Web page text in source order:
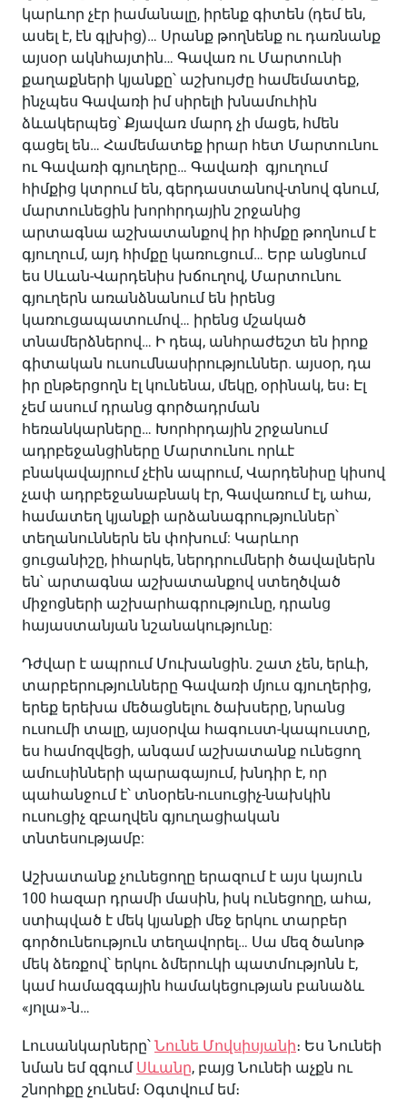
կարևոր չէր իամանալը, իրենք գիտեն (դեմ են,
ասել է, էն գլխից)… Սրանք թողնենք ու դառնանք
այսօր ակնհայտին… Գավառ ու Մարտունի
քաղաքների կյանքը՝ աշխույժը համեմատեք,
ինչպես Գավառի իմ սիրելի խնամուհին
ձևակերպեց՝ Քյավառ մարդ չի մացե, հմեն
գացել են… Համեմատեք իրար հետ Մարտունու
ու Գավառի գյուղերը… Գավառի գյուղում
հիմքից կտրում են, գերդաստանով-տնով գնում,
մարտունեցին խորհրդային շրջանից
արտագնա աշխատանքով իր հիմքը թողնում է
գյուղում, այդ հիմքը կառուցում… Երբ անցնում
ես Սևան-Վարդենիս խճուղով, Մարտունու
գյուղերն առանձնանում են իրենց
կառուցապատումով… իրենց մշակած
տնամերձներով… Ի դեպ, անհրաժեշտ են իրոք
գիտական ուսումնասիրություններ. այսօր, դա
իր ընթերցողն էլ կունենա, մեկը, օրինակ, ես։ Էլ
չեմ ասում դրանց գործադրման
հեռանկարները… Խորհրդային շրջանում
ադրբեջանցիները Մարտունու որևէ
բնակավայրում չէին ապրում, Վարդենիսը կիսով
չափ ադրբեջանաբնակ էր, Գավառում էլ, ահա,
համատեղ կյանքի արձանագրություններ՝
տեղանուններն են փոխում: Կարևոր
ցուցանիշը, իհարկե, ներդրումների ծավալներն
են՝ արտագնա աշխատանքով ստեղծված
միջոցների աշխարհագրությունը, դրանց
հայաստանյան նշանակությունը:
Դժվար է ապրում Մուխանցին. շատ չեն, երևի,
տարբերությունները Գավառի մյուս գյուղերից,
երեք երեխա մեծացնելու ծախսերը, նրանց
ուսումի տալը, այսօրվա հագուստ-կապուստը,
ես համոզվեցի, անգամ աշխատանք ունեցող
ամուսինների պարագայում, խնդիր է, որ
պահանջում է՝ տնօրեն-ուսուցիչ-նախկին
ուսուցիչ զբաղվեն գյուղացիական
տնտեսությամբ:
Աշխատանք չունեցողը երազում է այս կայուն
100 հազար դրամի մասին, իսկ ունեցողը, ահա,
ստիպված է մեկ կյանքի մեջ երկու տարբեր
գործունեություն տեղավորել… Սա մեզ ծանոթ
մեկ ձեռքով՝ երկու ձմերուկի պատմությոնն է,
կամ համազգային համակեցության բանաձև
«յոլա»-ն…
Լուսանկարները՝ Նունե Մովսիսյանի։ Ես Նունեի
նման եմ զգում Սևանը, բայց Նունեի աչքն ու
շնորհքը չունեմ։ Օգտվում եմ։